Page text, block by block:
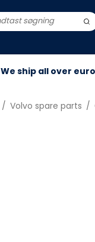
We ship all over
/ Volvo spare parts /